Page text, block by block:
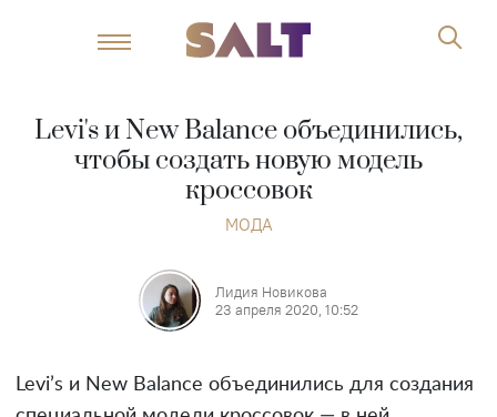
Levi's и New Balance объединились,
чтобы создать новую модель
кроссовок
МОДА
Лидия Новикова
23 апреля 2020, 10:52
Levi’s и New Balance объединились для создания